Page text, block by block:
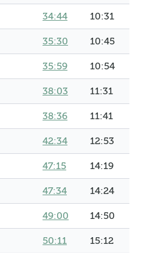
34:44 10:31
35:30 10:45
35:59 10:54
38:03 11:31
38:36 11:41
42:34 12:53
47:15 14:19
47:34 14:24
49:00 14:50
50:11 15:12